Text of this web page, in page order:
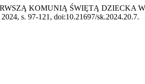
KOMUNIĄ ŚWIĘTĄ
s. 97-121, doi:10.21697/sk.2024.20.7.